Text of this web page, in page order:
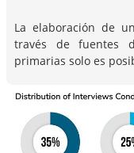
La elaboración de
través de fuentes
primarias solo es